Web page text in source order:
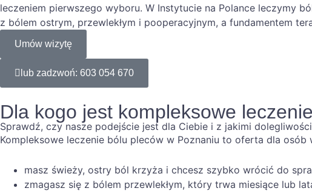
leczeniem pierwszego wyboru. W Instytucie na Polance leczymy
z bólem ostrym, przewlekłym i pooperacyjnym, a fundamentem
Umów wizytę
lub zadzwoń: 603 054 670
Dla kogo jest kompleksowe
Sprawdź, czy nasze podejście jest dla Ciebie i z jakimi
Kompleksowe leczenie bólu pleców w Poznaniu to oferta dla
masz świeży, ostry ból krzyża i chcesz szybko wrócić do
zmagasz się z bólem przewlekłym, który trwa miesiące lub